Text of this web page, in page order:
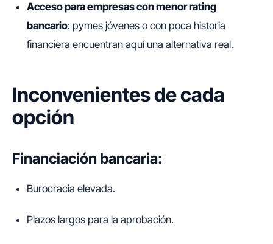
Acceso para empresas con menor rating
bancario: pymes jóvenes o con poca historia
financiera encuentran aquí una alternativa real.
Inconvenientes de cada
opción
Financiación bancaria:
Burocracia elevada.
Plazos largos para la aprobación.